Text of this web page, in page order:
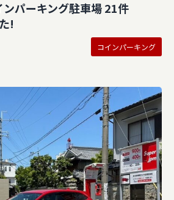
パーキング駐車場 21件
!
コインパーキング